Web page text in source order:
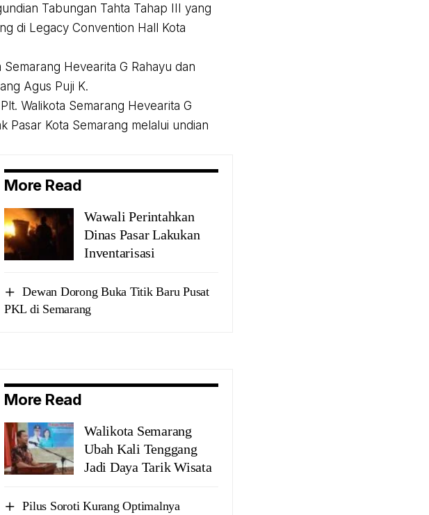
Tabungan Tahta Tahap III yang
di Legacy Convention Hall Kota
Hevearita G Rahayu dan
Agus Puji K.
Walikota Semarang Hevearita G
Pasar Kota Semarang melalui undian
More Read
Wawali Perintahkan
Dinas Pasar Lakukan
Inventarisasi
Dewan Dorong Buka Titik Baru Pusat
PKL di Semarang
More Read
Walikota Semarang
Ubah Kali Tenggang
Jadi Daya Tarik Wisata
Pilus Soroti Kurang Optimalnya